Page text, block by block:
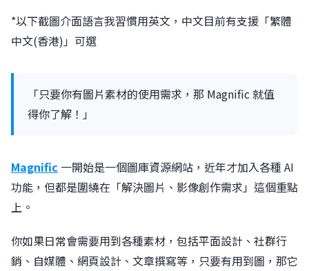
*以下截圖介面語言我習慣用英文，中文目前有支援「繁體
中文(香港)」可選
「只要你有圖片素材的使用需求，那 Magnific 就值
得你了解！」
Magnific 一開始是一個圖庫資源網站，近年才加入各種 AI
功能，但都是圍繞在「解決圖片、影像創作需求」這個重點
上。
你如果日常會需要用到各種素材，包括平面設計、社群行
銷、自媒體、網頁設計、文章撰寫等，只要有用到圖，那它